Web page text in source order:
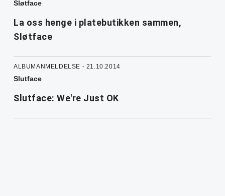
Sløtface
La oss henge i platebutikken sammen,
Sløtface
ALBUMANMELDELSE - 21.10.2014
Slutface
Slutface: We're Just OK